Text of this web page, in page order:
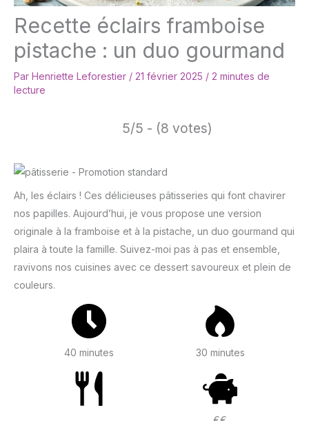
Recette éclairs framboise
pistache : un duo gourmand
Par Henriette Leforestier / 21 février 2025 / 2 minutes de
lecture
5/5 - (8 votes)
Ah, les éclairs ! Ces délicieuses pâtisseries qui font chavirer
nos papilles. Aujourd’hui, je vous propose une version
originale à la framboise et à la pistache, un duo gourmand qui
plaira à toute la famille. Suivez-moi pas à pas et ensemble,
ravivons nos cuisines avec ce dessert savoureux et plein de
couleurs.
40 minutes 30 minutes